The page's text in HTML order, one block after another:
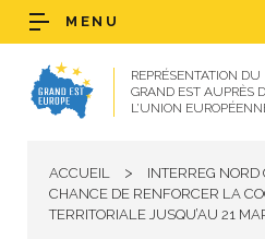
REPRÉSENTATION DU
GRAND EST AUPRÈS
L’UNION
MENU
ACCUEIL >
INTERREG
CHANCE DE RENFORCER LA
TERRITORIALE JUSQU’AU 21